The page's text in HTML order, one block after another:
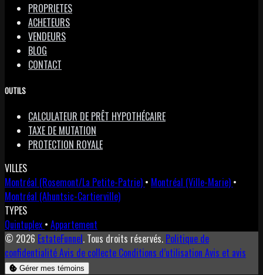
PROPRIETES
ACHETEURS
VENDEURS
BLOG
CONTACT
OUTILS
CALCULATEUR DE PRÊT HYPOTHÉCAIRE
TAXE DE MUTATION
PROTECTION ROYALE
VILLES
Montréal (Rosemont/La Petite-Patrie) • Montréal (Ville-Marie) •
Montréal (Ahuntsic-Cartierville)
TYPES
Quintuplex • Appartement
© 2026 EstateFunnel. Tous droits réservés. Politique de
confidentialitéAvis de collecte Conditions d’utilisation Avis et avis
Gérer mes témoins